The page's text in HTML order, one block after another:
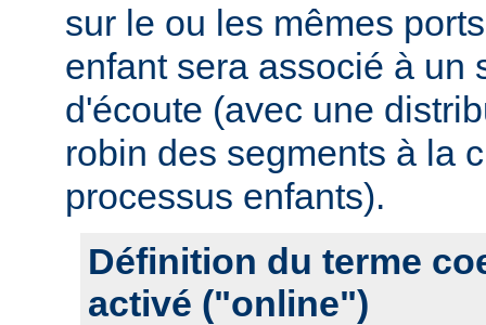
sur le ou les mêmes
enfant sera associé à un
d'écoute (avec une
robin des segments à la
processus enfants).
Définition du terme
activé ("online")